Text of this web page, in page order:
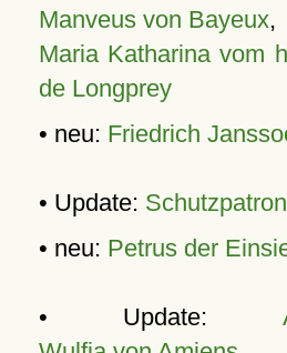
Manveus von Bayeux,
Maria Katharina vom
de Longprey
• neu: Friedrich
• Update:
• neu: Petrus der
• Update: